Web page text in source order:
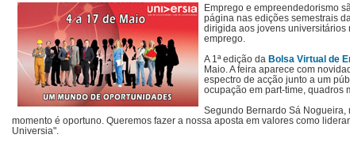
Emprego e empreendedorismo
página nas edições semestrais
dirigida aos jovens universitários
emprego.
A 1ª edição da Bolsa Virtual de
Maio. A feira aparece com
espectro de acção junto a um
ocupação em part-time, quadros
Segundo Bernardo Sá Nogueira,
momento é oportuno. Queremos fazer a nossa aposta em valores como
Universia".